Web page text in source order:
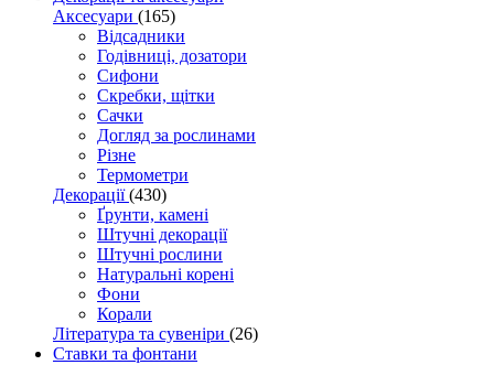
Аксесуари (165)
Відсадники
Годівниці, дозатори
Сифони
Скребки, щітки
Сачки
Догляд за рослинами
Різне
Термометри
Декорації(430)
Ґрунти, камені
Штучні декорації
Штучні рослини
Натуральні корені
Фони
Корали
Література та сувеніри (26)
Ставки та фонтани